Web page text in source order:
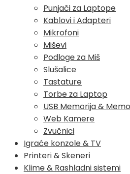
Punjači za Laptope
Kablovi i Adapteri
Mikrofoni
Miševi
Podloge za Miš
Slušalice
Tastature
Torbe za Laptop
USB Memorija &
Web Kamere
Zvučnici
Igraće konzole & TV
Printeri & Skeneri
Klime & Rashladni sistemi